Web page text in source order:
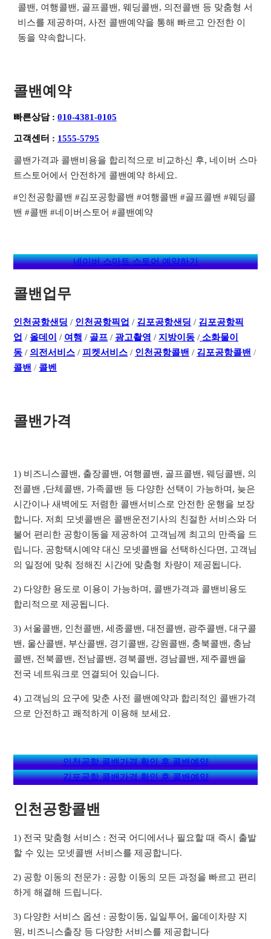
콜밴, 여행콜밴, 골프콜밴, 웨딩콜밴, 의전콜밴 등 맞춤형 서
비스를 제공하며, 사전 콜밴예약을 통해 빠르고 안전한 이
동을 약속합니다.
콜밴예약
빠른상담 :010-4381-0105
고객센터 : 1555-5795
콜밴가격과 콜밴비용을 합리적으로 비교하신 후, 네이버 스마
트스토어에서 안전하게 콜밴예약 하세요.
#인천공항콜밴 #김포공항콜밴 #여행콜밴 #골프콜밴 #웨딩콜
밴 #콜밴 #네이버스토어 #콜밴예약
네이버 스마트 스토어 예약하기
콜밴업무
인천공항샌딩 / 인천공항픽업 / 김포공항샌딩 / 김포공항픽
업 / 올데이 / 여행 / 골프 / 광고촬영 /지방이동 /소화물이
동 / 의전서비스 /피켓서비스 / 인천공항콜밴 / 김포공항콜밴 /
콜밴 / 콜벤
콜밴가격
1) 비즈니스콜밴, 출장콜밴, 여행콜밴, 골프콜밴, 웨딩콜밴, 의
전콜밴 ,단체콜밴, 가족콜밴 등 다양한 선택이 가능하며, 늦은
시간이나 새벽에도 저렴한 콜밴서비스로 안전한 운행을 보장
합니다. 저희 모넷콜밴은 콜밴운전기사의 친절한 서비스와 더
불어 편리한 공항이동을 제공하여 고객님께 최고의 만족을 드
립니다. 공항택시예약 대신 모넷콜밴을 선택하신다면, 고객님
의 일정에 맞춰 정해진 시간에 맞춤형 차량이 제공됩니다.
2) 다양한 용도로 이용이 가능하며, 콜밴가격과 콜밴비용도
합리적으로 제공됩니다.
3) 서울콜밴, 인천콜밴, 세종콜밴, 대전콜밴, 광주콜밴, 대구콜
밴, 울산콜밴, 부산콜밴, 경기콜밴, 강원콜밴, 충북콜밴, 충남
콜밴, 전북콜밴, 전남콜밴, 경북콜밴, 경남콜밴, 제주콜밴을
전국 네트워크로 연결되어 있습니다.
4) 고객님의 요구에 맞춘 사전 콜밴예약과 합리적인 콜밴가격
으로 안전하고 쾌적하게 이용해 보세요.
인천공항 콜밴가격 확인 후 콜밴예약
김포공항 콜밴가격 확인 후 콜밴예약
인천공항콜밴
1) 전국 맞춤형 서비스 : 전국 어디에서나 필요할 때 즉시 출발
할 수 있는 모넷콜밴 서비스를 제공합니다.
2) 공항 이동의 전문가 : 공항 이동의 모든 과정을 빠르고 편리
하게 해결해 드립니다.
3) 다양한 서비스 옵션 : 공항이동, 일일투어, 올데이차량 지
원, 비즈니스출장 등 다양한 서비스를 제공합니다